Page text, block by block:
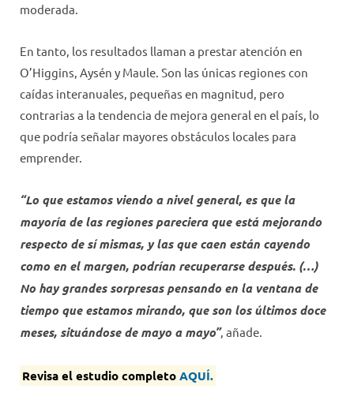
moderada.
En tanto, los resultados llaman a prestar atención en
O’Higgins, Aysén y Maule. Son las únicas regiones con
caídas interanuales, pequeñas en magnitud, pero
contrarias a la tendencia de mejora general en el país, lo
que podría señalar mayores obstáculos locales para
emprender.
“Lo que estamos viendo a nivel general, es que la
mayoría de las regiones pareciera que está mejorando
respecto de sí mismas, y las que caen están cayendo
como en el margen, podrían recuperarse después. (…)
No hay grandes sorpresas pensando en la ventana de
tiempo que estamos mirando, que son los últimos doce
meses, situándose de mayo a mayo”, añade.
Revisa el estudio completoAQUÍ.